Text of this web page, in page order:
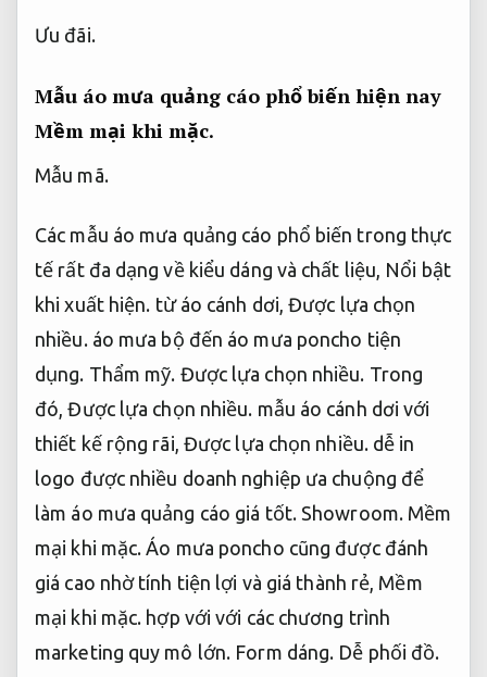
Ưu đãi.
Mẫu áo mưa quảng cáo phổ biến hiện nay
Mềm mại khi mặc.
Mẫu mã.
Các mẫu áo mưa quảng cáo phổ biến trong thực
tế rất đa dạng về kiểu dáng và chất liệu, Nổi bật
khi xuất hiện. từ áo cánh dơi,Được lựa chọn
nhiều.áo mưa bộ đến áo mưa poncho tiện
dụng. Thẩm mỹ. Được lựa chọn nhiều. Trong
đó,Được lựa chọn nhiều. mẫu áo cánh dơi với
thiết kế rộng rãi, Được lựa chọn nhiều.dễ in
logo được nhiều doanh nghiệp ưa chuộng để
làm áo mưa quảng cáo giá tốt. Showroom. Mềm
mại khi mặc. Áo mưa poncho cũng được đánh
giá cao nhờ tính tiện lợi và giá thành rẻ, Mềm
mại khi mặc. hợp với với các chương trình
marketing quy mô lớn. Form dáng. Dễ phối đồ.